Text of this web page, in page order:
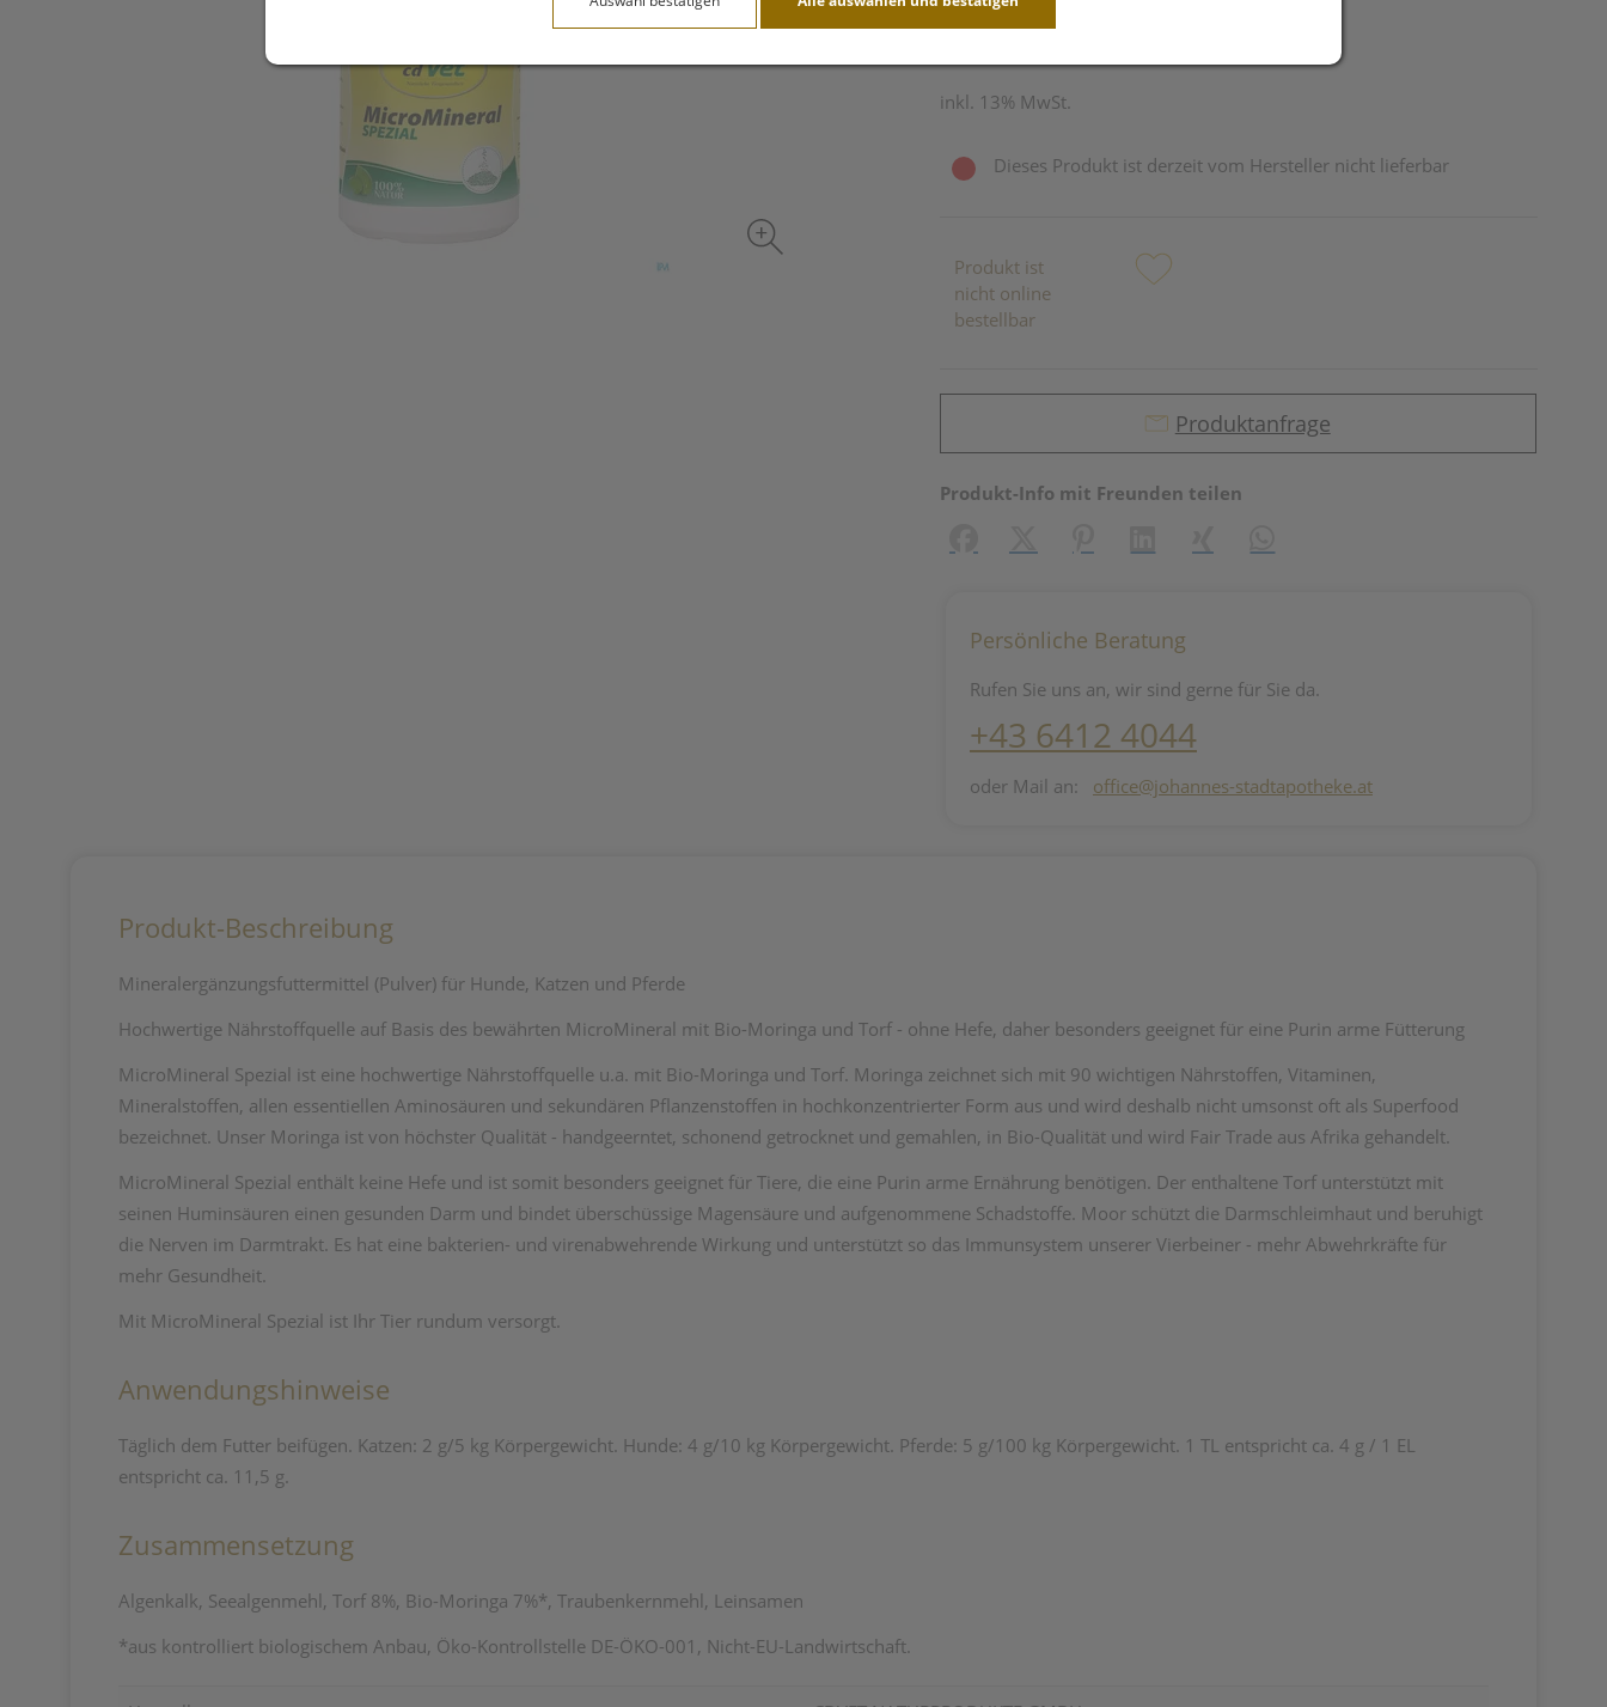
inkl. 13% MwSt.
Dieses Produkt ist derzeit vom Hersteller nicht lieferbar
Produkt ist
nicht online
bestellbar
Produktanfrage
Produkt-Info mit Freunden teilen
Persönliche Beratung
Rufen Sie uns an, wir sind gerne für Sie da.
+43 6412 4044
oder Mail an: office@johannes-stadtapotheke.at
Produkt-Beschreibung
Mineralergänzungsfuttermittel (Pulver) für Hunde, Katzen und Pferde
Hochwertige Nährstoffquelle auf Basis des bewährten MicroMineral mit Bio-Moringa und Torf - ohne Hefe, daher besonders geeignet für eine Purin arme Fütterung
MicroMineral Spezial ist eine hochwertige Nährstoffquelle u.a. mit Bio-Moringa und Torf. Moringa zeichnet sich mit 90 wichtigen Nährstoffen, Vitaminen,
Mineralstoffen, allen essentiellen Aminosäuren und sekundären Pflanzenstoffen in hochkonzentrierter Form aus und wird deshalb nicht umsonst oft als Superfood
bezeichnet. Unser Moringa ist von höchster Qualität - handgeerntet, schonend getrocknet und gemahlen, in Bio-Qualität und wird Fair Trade aus Afrika gehandelt.
MicroMineral Spezial enthält keine Hefe und ist somit besonders geeignet für Tiere, die eine Purin arme Ernährung benötigen. Der enthaltene Torf unterstützt mit
seinen Huminsäuren einen gesunden Darm und bindet überschüssige Magensäure und aufgenommene Schadstoffe. Moor schützt die Darmschleimhaut und beruhigt
die Nerven im Darmtrakt. Es hat eine bakterien- und virenabwehrende Wirkung und unterstützt so das Immunsystem unserer Vierbeiner - mehr Abwehrkräfte für
mehr Gesundheit.
Mit MicroMineral Spezial ist Ihr Tier rundum versorgt.
Anwendungshinweise
Täglich dem Futter beifügen. Katzen: 2 g/5 kg Körpergewicht. Hunde: 4 g/10 kg Körpergewicht. Pferde: 5 g/100 kg Körpergewicht. 1 TL entspricht ca. 4 g / 1 EL
entspricht ca. 11,5 g.
Zusammensetzung
Algenkalk, Seealgenmehl, Torf 8%, Bio-Moringa 7%*, Traubenkernmehl, Leinsamen
*aus kontrolliert biologischem Anbau, Öko-Kontrollstelle DE-ÖKO-001, Nicht-EU-Landwirtschaft.